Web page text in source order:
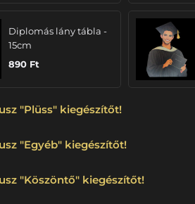
Diplomás lány tábla -
15cm
890 Ft
"Plüss" kiegészítőt!
"Egyéb" kiegészítőt!
"Köszöntő" kiegészítőt!